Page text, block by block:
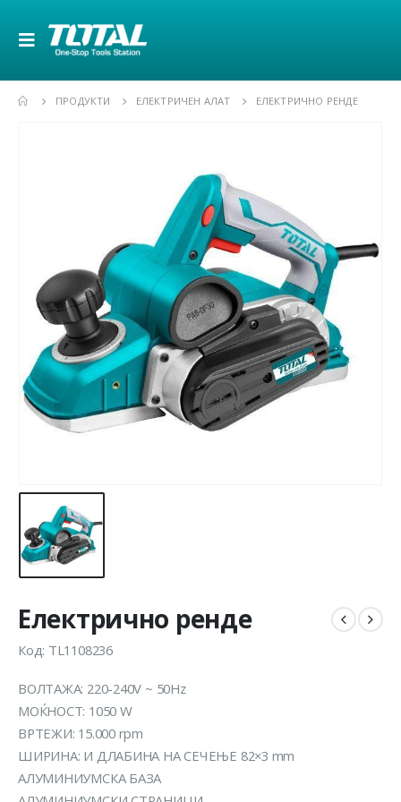
ПРОДУКТИ ЕЛЕКТРИЧЕН АЛАТ ЕЛЕКТРИЧНО РЕНДЕ
Електрично ренде
Код: TL1108236
ВОЛТАЖА: 220-240V ~ 50Hz
МОЌНОСТ: 1050 W
ВРТЕЖИ: 15.000 rpm
ШИРИНА: И ДЛАБИНА НА СЕЧЕЊЕ 82×3 mm
АЛУМИНИУМСКА БАЗА